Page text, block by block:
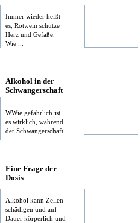
Immer wieder heißt
es, Rotwein schütze
Herz und Gefäße.
Wie ...
Alkohol in der
Schwangerschaft
WWie gefährlich ist
es wirklich, während
der Schwangerschaft
Eine Frage der
Dosis
Alkohol kann Zellen
schädigen und auf
Dauer körperlich und